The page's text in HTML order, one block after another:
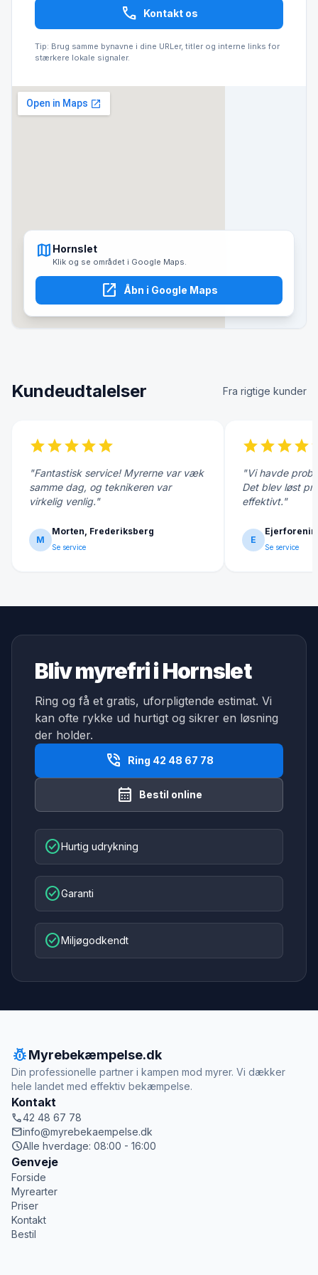
call Kontakt os
Tip: Brug samme bynavne i dine URLer, titler og interne links for
stærkere lokale signaler.
map Hornslet
Klik og se området i Google Maps.
open_in_new Åbn i Google Maps
Kundeudtalelser Fra rigtige kunder
starstarstarstarstar
"Fantastisk service! Myrerne var væk
samme dag, og teknikeren var
virkelig venlig."
M
Morten, Frederiksberg
Se service
starstarstarstar
"Vi havde
Det blev løst
effektivt."
E
Se service
Bliv myrefri i Hornslet
Ring og få et gratis, uforpligtende estimat. Vi
kan ofte rykke ud hurtigt og sikrer en løsning
der holder.
phone_in_talk Ring 42 48 67 78
calendar_month Bestil online
check_circleHurtig udrykning
check_circleGaranti
check_circleMiljøgodkendt
pest_controlMyrebekæmpelse.dk
Din professionelle partner i kampen mod myrer. Vi dækker
hele landet med effektiv bekæmpelse.
Kontakt
call42 48 67 78
mailinfo@myrebekaempelse.dk
scheduleAlle hverdage: 08:00 - 16:00
Genveje
Forside
Myrearter
Priser
Kontakt
Bestil